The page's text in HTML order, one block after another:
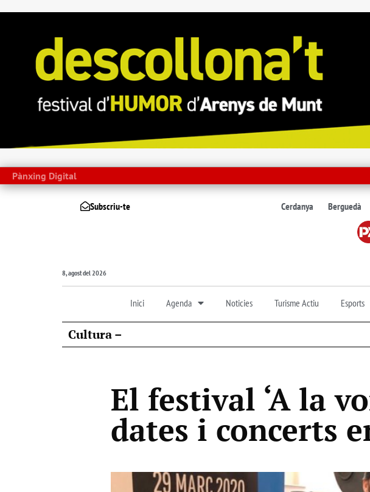
Pànxing Digital
Subscriu-te Cerdanya Berguedà
8, agost del 2026
Inici Agenda Noticies Turisme Actiu Esports
Cultura –
El festival ‘A la
dates i concerts